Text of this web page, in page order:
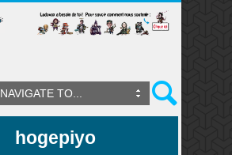
NAVIGATE TO...
hogepiyo